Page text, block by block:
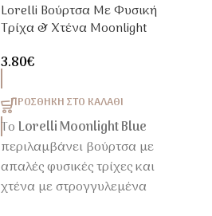
Lorelli Βούρτσα Με Φυσική
Τρίχα & Χτένα Moonlight
3.80€
ΠΡΟΣΘΉΚΗ ΣΤΟ ΚΑΛΆΘΙ
Το Lorelli Moonlight Blue
περιλαμβάνει βούρτσα με
απαλές φυσικές τρίχες και
χτένα με στρογγυλεμένα